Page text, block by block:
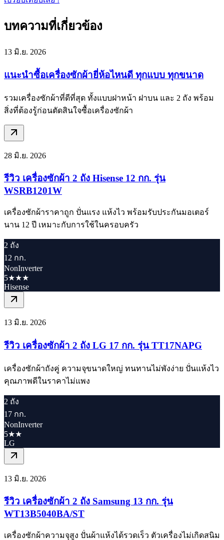
บทความที่เกี่ยวข้อง
13 มิ.ย. 2026
แนะนำซื้อเครื่องซักผ้ายี่ห้อไหนดี ทุกแบบ ทุกขนาด
รวมเครื่องซักผ้าที่ดีที่สุด ทั้งแบบฝาหน้า ฝาบน และ 2 ถัง พร้อม
สิ่งที่ต้องรู้ก่อนตัดสินใจซื้อเครื่องซักผ้า
28 มิ.ย. 2026
รีวิว เครื่องซักผ้า 2 ถัง Hisense 12 กก. รุ่น
WSRB1201W
เครื่องซักผ้าราคาถูก ปั่นแรง แห้งไว พร้อมรับประกันมอเตอร์
นาน 12 ปี เหมาะกับการใช้ในครอบครัว
2 ถัง
12 กก.
NonInverter
5★★★
Hisense
13 มิ.ย. 2026
รีวิว เครื่องซักผ้า 2 ถัง LG 17 กก. รุ่น TT17NAPG
เครื่องซักผ้าถังคู่ ความจุขนาดใหญ่ ทนทานไม่พังง่าย ปั่นแห้งไว
คุณภาพดีในราคาไม่แพง
2 ถัง
17 กก.
NonInverter
5★★
LG
13 มิ.ย. 2026
รีวิว เครื่องซักผ้า 2 ถัง Samsung 13 กก. รุ่น
WT13B5040BA/ST
เครื่องซักผ้าความจุสูง ปั่นผ้าแห้งได้รวดเร็ว ตัวเครื่องไม่เกิดสนิม